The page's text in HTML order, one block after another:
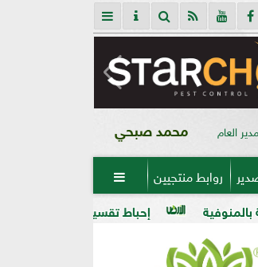
العام محمد صبحي
روابط منتجيين 
إحباط تقسيم قطعة أرض على مساحة 2000 متر بالمراغة قبل تنفيذ المخالفة